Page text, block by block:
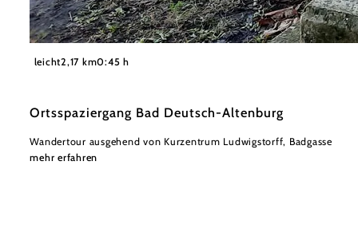
Donau Niederösterreich, Neubauer
leicht2,17 km0:45 h
Ortsspaziergang Bad Deutsch-Altenburg
Wandertour ausgehend von Kurzentrum Ludwigstorff, Badgasse
mehr erfahren